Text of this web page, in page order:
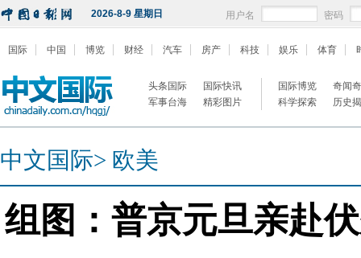
2026-8-9 星期日 用户名 密码
国际 中国 博览 财经 汽车 房产 科技 娱乐 体育
头条国际
国际快讯
军事台海
精彩图片
国际博览
奇闻
科学探索
历史
中文国际> 欧美
组图：普京元旦亲赴